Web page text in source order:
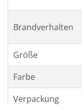
Brandverhalten
Größe
Farbe
Verpackung